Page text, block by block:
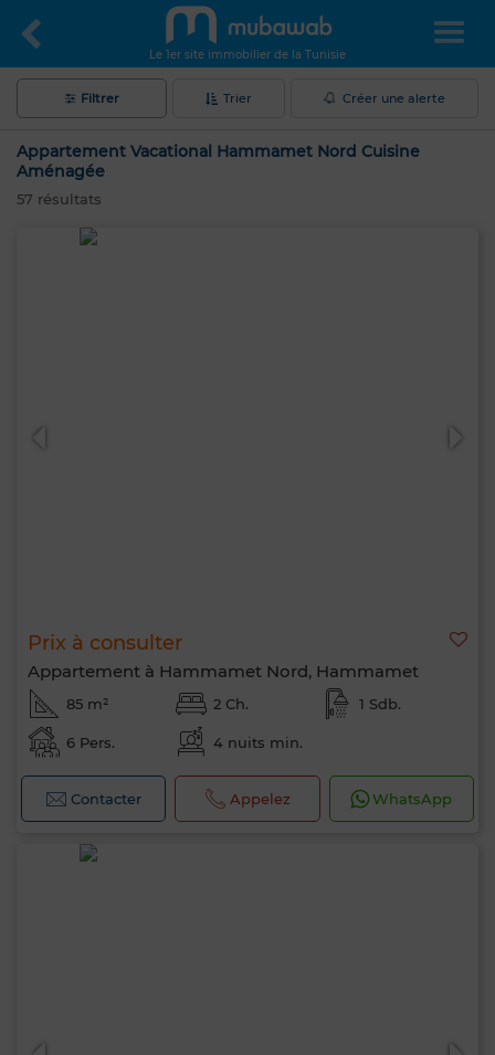
Le 1er site immobilier de la Tunisie
Filtrer Trier Créer une alerte
Appartement Vacational Hammamet Nord Cuisine
Aménagée
57 résultats
Prix à consulter
Appartement à Hammamet Nord, Hammamet
85 m² 2 Ch. 1 Sdb.
6 Pers. 4 nuits min.
Contacter Appelez WhatsApp